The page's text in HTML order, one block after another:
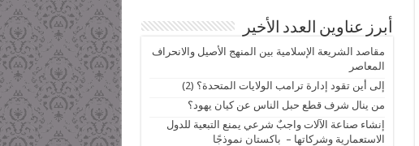
أبرز عناوين العدد الأخير
مقاصد الشريعة الإسلامية بين المنهج الأصيل والانحراف
المعاصر
إلى أين تقود إدارة ترامب الولايات المتحدة؟ (2)
من ينال شرف قطع حبل الناس عن كيان يهود؟
إنشاء صناعة الآلات واجبٌ شرعي يمنع التبعية للدول
الاستعمارية وشركاتها – باكستان نموذجًا